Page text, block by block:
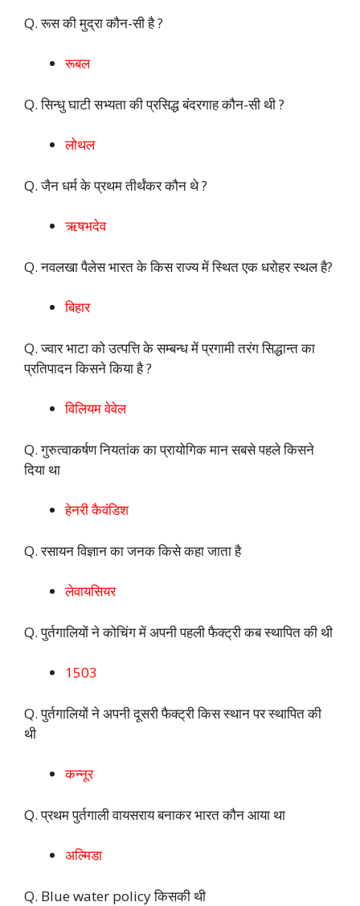
Q. रूस की मुद्रा कौन-सी है ?
रूबल
Q. सिन्धु घाटी सभ्यता की प्रसिद्ध बंदरगाह कौन-सी थी ?
लोथल
Q. जैन धर्म के प्रथम तीर्थंकर कौन थे ?
ऋषभदेव
Q. नवलखा पैलेस भारत के किस राज्य में स्थित एक धरोहर स्थल है?
बिहार
Q. ज्वार भाटा को उत्पत्ति के सम्बन्ध में प्रगामी तरंग सिद्धान्त का
प्रतिपादन किसने किया है ?
विलियम वेवेल
Q. गुरुत्वाकर्षण नियतांक का प्रायोगिक मान सबसे पहले किसने
दिया था
हेनरी कैवंडिश
Q. रसायन विज्ञान का जनक किसे कहा जाता है
लेवायसियर
Q. पुर्तगालियों ने कोचिंग में अपनी पहली फैक्ट्री कब स्थापित की थी
1503
Q. पुर्तगालियों ने अपनी दूसरी फैक्ट्री किस स्थान पर स्थापित की
थी
कन्नूर
Q. प्रथम पुर्तगाली वायसराय बनाकर भारत कौन आया था
अल्मिडा
Q. Blue water policy किसकी थी